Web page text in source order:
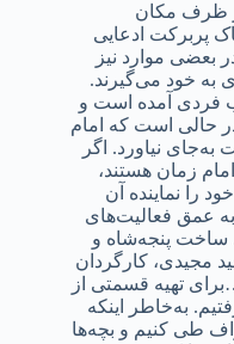
ظرف مکان
پربرکت ادعایی
بعضی موارد نیز
به خود می‌گیرند.
فردی آمده است و
حالی است که امام
نیاورد. اگر
امام زمان هستند،
را نماینده آن
عمق فعالیت‌های
ساخت پنجه‌شاه و
مجیدی، کارگردان
تهیه قسمتی از
به‌خاطر اینکه
طی کنیم و بچه‌ها